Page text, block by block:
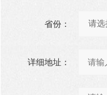
省份：
详细地址：